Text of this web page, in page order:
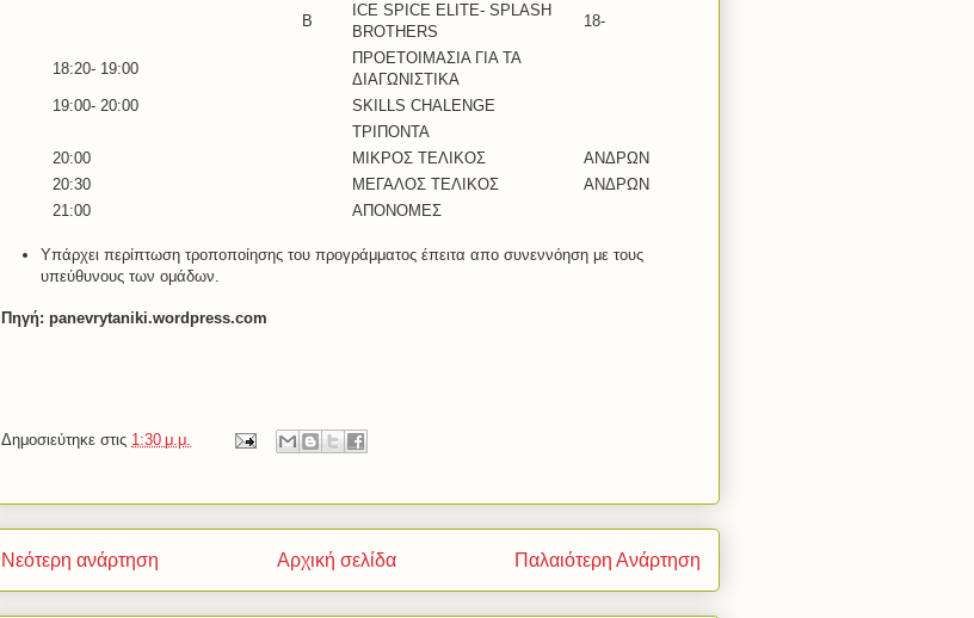
B
ICE SPICE ELITE- SPLASH
BROTHERS
18-
18:20- 19:00
ΠΡΟΕΤΟΙΜΑΣΙΑ ΓΙΑ ΤΑ
ΔΙΑΓΩΝΙΣΤΙΚΑ
19:00- 20:00
SKILLS CHALENGE
ΤΡΙΠΟΝΤΑ
20:00
ΜΙΚΡΟΣ ΤΕΛΙΚΟΣ
ΑΝΔΡΩΝ
20:30
ΜΕΓΑΛΟΣ ΤΕΛΙΚΟΣ
ΑΝΔΡΩΝ
21:00
ΑΠΟΝΟΜΕΣ
Υπάρχει περίπτωση τροποποίησης του προγράμματος έπειτα απο συνεννόηση με τους
υπεύθυνους των ομάδων.
Πηγή: panevrytaniki.wordpress.com
Δημοσιεύτηκε στις 1:30 μ.μ.
Νεότερη ανάρτηση Παλαιότερη Ανάρτηση
Αρχική σελίδα